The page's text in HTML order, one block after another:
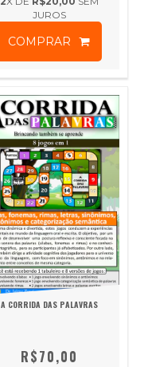
JUROS
COMPRAR
A CORRIDA DAS PALAVRAS
R$70,00